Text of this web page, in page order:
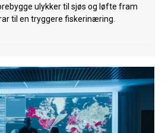
ulykker til sjøs og løfte fram
til en tryggere fiskerinæring.